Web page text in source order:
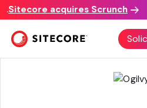
acquires Scrunch
FOGUETE